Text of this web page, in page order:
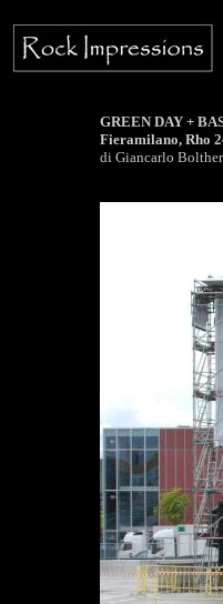
GREEN DAY +
Fieramilano, Rho
di Giancarlo Bolther